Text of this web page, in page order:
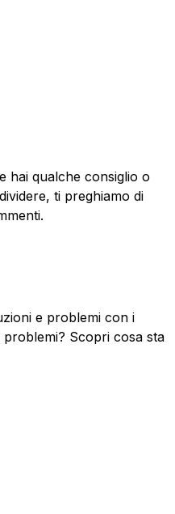
hai qualche consiglio o
ti preghiamo di
e problemi con i
Scopri cosa sta